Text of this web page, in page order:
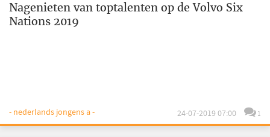
Nagenieten van toptalenten op de Volvo Six
Nations 2019
- nederlands jongens a - 24-07-2019 07:00 1